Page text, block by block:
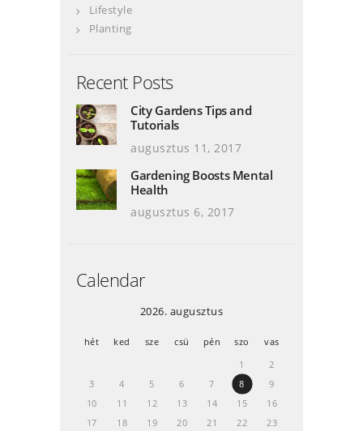
Lifestyle
Planting
Recent Posts
City Gardens Tips and
Tutorials
augusztus 11, 2017
Gardening Boosts Mental
Health
augusztus 6, 2017
Calendar
2026. augusztus
hét ked sze csü pén szo
vas
1
2
3
4 5 6 7 8
9
10
11 12 13 14 15
16
17
18 19 20 21 22
23